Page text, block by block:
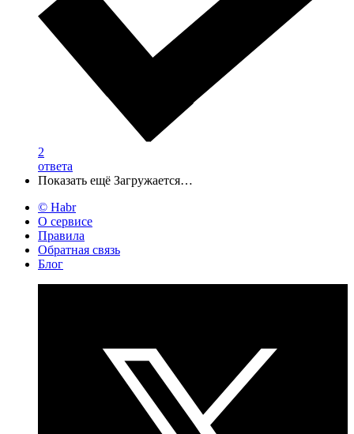
2
ответа
Показать ещё Загружается…
© Habr
О сервисе
Правила
Обратная связь
Блог